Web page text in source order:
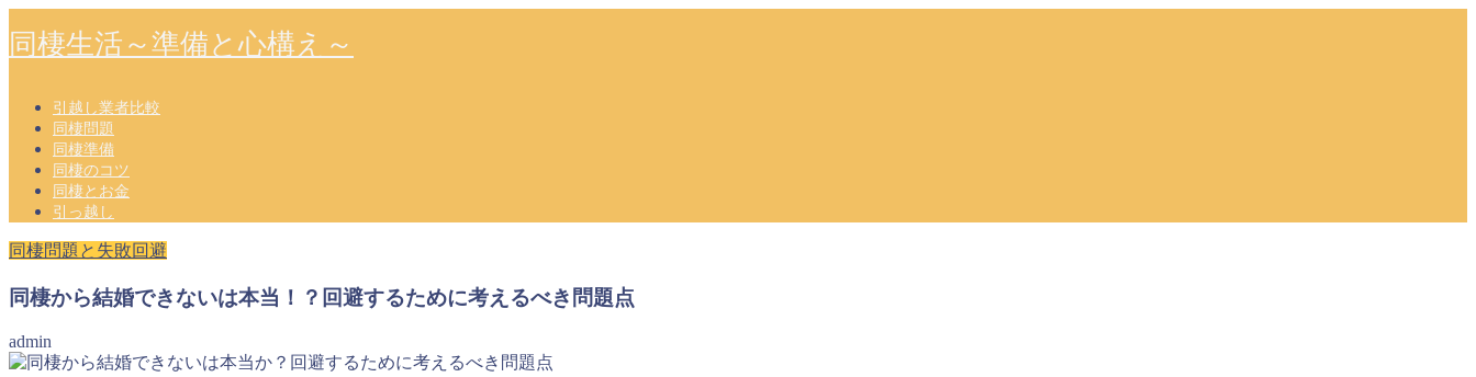
同棲生活～準備と心構え～
引越し業者比較
同棲問題
同棲準備
同棲のコツ
同棲とお金
引っ越し
同棲問題と失敗回避
同棲から結婚できないは本当！？回避するために考えるべき問題点
admin